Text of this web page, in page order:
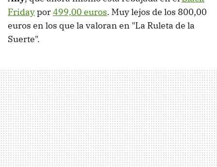
Fridaypor499,00 euros. Muy lejos de los 800,00
euros en los que la valoran en "La Ruleta de la
Suerte".